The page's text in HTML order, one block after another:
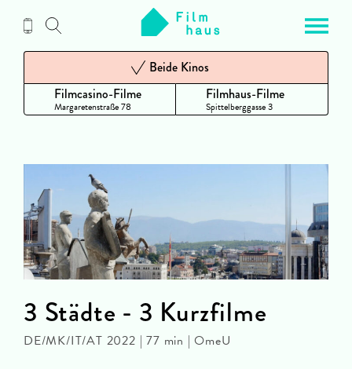
Inhalt
Filmcasino-Filme
Margaretenstraße 78
Beide Kinos
Filmhaus-Filme
Spittelberggasse 3
3 Städte - 3 Kurzfilme
DE/MK/IT/AT 2022 | 77 min | OmeU